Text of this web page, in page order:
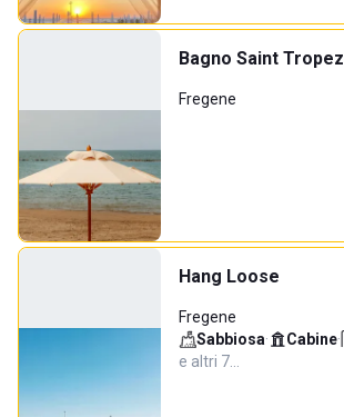
Bagno Saint Tropez
Fregene
Hang Loose
Fregene
Sabbiosa· Cabine·
e altri 7…